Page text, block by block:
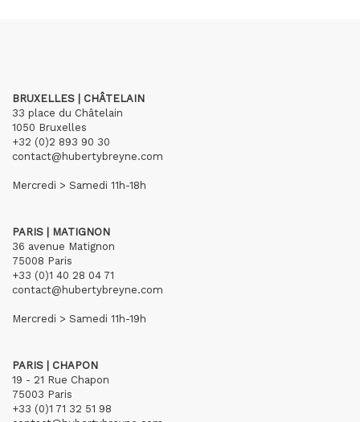
BRUXELLES | CHÂTELAIN
33 place du Châtelain
1050 Bruxelles
+32 (0)2 893 90 30
contact@hubertybreyne.com
Mercredi > Samedi 11h-18h
PARIS | MATIGNON
36 avenue Matignon
75008 Paris
+33 (0)1 40 28 04 71
contact@hubertybreyne.com
Mercredi > Samedi 11h-19h
PARIS | CHAPON
19 - 21 Rue Chapon
75003 Paris
+33 (0)1 71 32 51 98